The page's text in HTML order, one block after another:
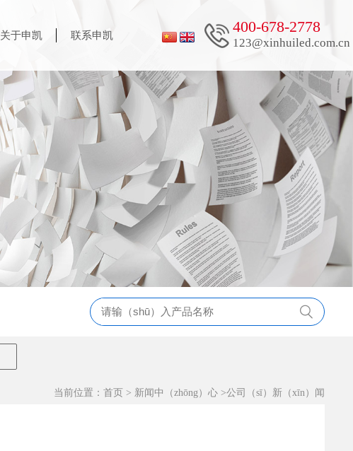
关于申凯 联系申凯 400-678-2778
123@xinhuiled.com.cn
当前位置： 首页 > 新闻中（zhōng）心>公司（sī）新（xīn）闻